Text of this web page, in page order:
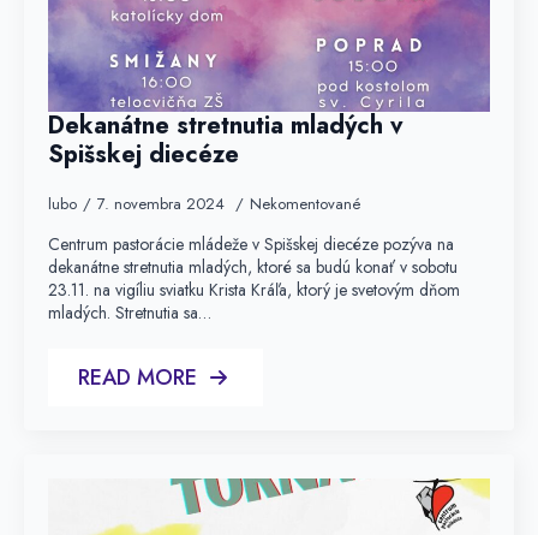
Dekanátne stretnutia mladých v
Spišskej diecéze
lubo 7. novembra 2024 Nekomentované
Centrum pastorácie mládeže v Spišskej diecéze pozýva na
dekanátne stretnutia mladých, ktoré sa budú konať v sobotu
23.11. na vigíliu sviatku Krista Kráľa, ktorý je svetovým dňom
mladých. Stretnutia sa…
READ MORE